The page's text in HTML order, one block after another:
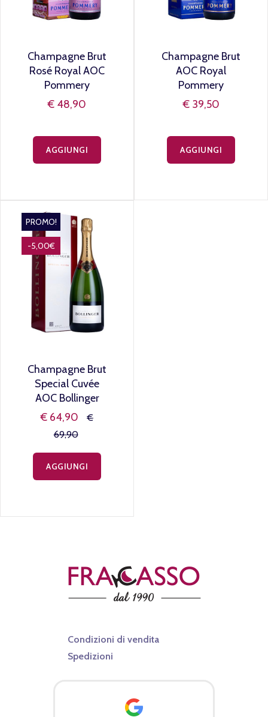
Champagne Brut
Rosé Royal AOC
Pommery
€ 48,90
AGGIUNGI
Champagne Brut
AOC Royal
Pommery
€ 39,50
AGGIUNGI
PROMO!
-5,00€
Champagne Brut
Special Cuvée
AOC Bollinger
€ 64,90
€
69,90
AGGIUNGI
Condizioni di vendita
Spedizioni